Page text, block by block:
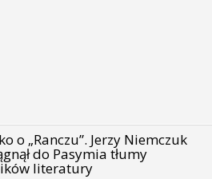
o „Ranczu”. Jerzy Niemczuk
do Pasymia tłumy
literatury